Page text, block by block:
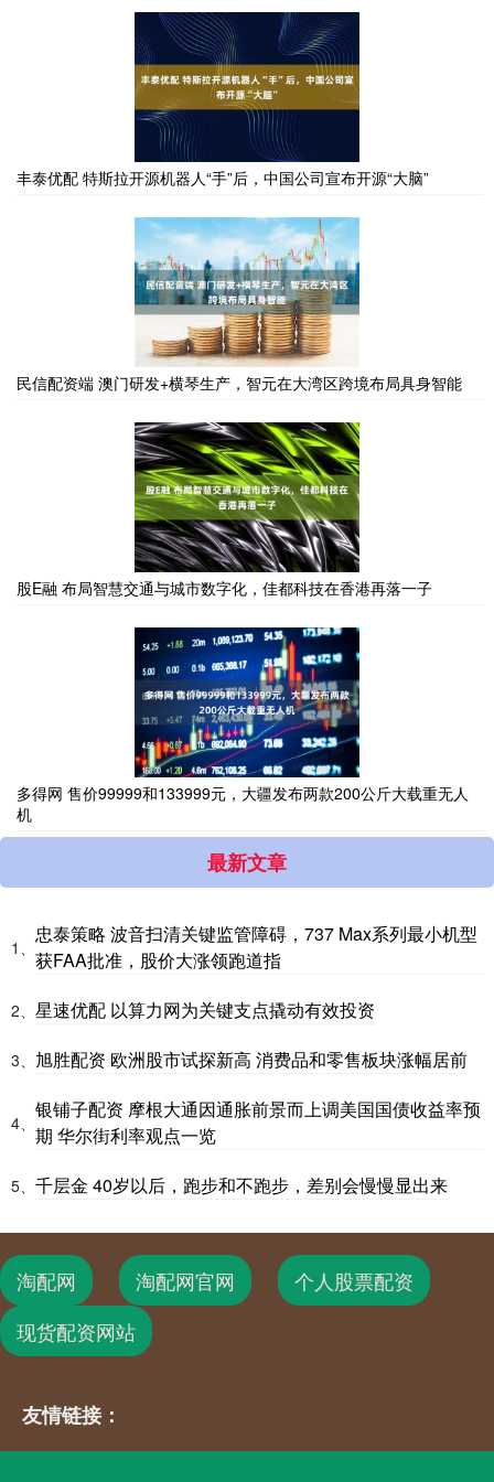
丰泰优配 特斯拉开源机器人“手”后，中国公司宣布开源“大脑”
民信配资端 澳门研发+横琴生产，智元在大湾区跨境布局具身智能
股E融 布局智慧交通与城市数字化，佳都科技在香港再落一子
多得网 售价99999和133999元，大疆发布两款200公斤大载重无人
机
最新文章
1、
忠泰策略 波音扫清关键监管障碍，737 Max系列最小机型
获FAA批准，股价大涨领跑道指
2、 星速优配 以算力网为关键支点撬动有效投资
3、 旭胜配资 欧洲股市试探新高 消费品和零售板块涨幅居前
4、
银铺子配资 摩根大通因通胀前景而上调美国国债收益率预
期 华尔街利率观点一览
5、 千层金 40岁以后，跑步和不跑步，差别会慢慢显出来
淘配网 淘配网官网
个人股票配资
现货配资网站
友情链接：